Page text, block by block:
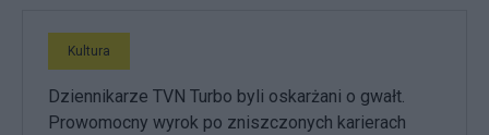
Kultura
Dziennikarze TVN Turbo byli oskarżani o gwałt.
Prowomocny wyrok po zniszczonych karierach